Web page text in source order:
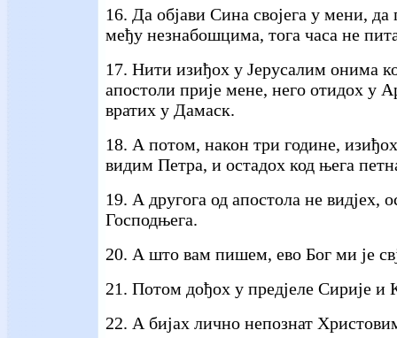
16. Да објави Сина својега у мени, да
међу незнабошцима, тога часа не
17. Нити изиђох у Јерусалим онима
апостоли прије мене, него отидох у
вратих у Дамаск.
18. А потом, након три године,
видим Петра, и остадох код њега
19. А другога од апостола не видјех,
Господњега.
20. А што вам пишем, ево Бог ми је
21. Потом дођох у предјеле Сирије и
22. А бијах лично непознат